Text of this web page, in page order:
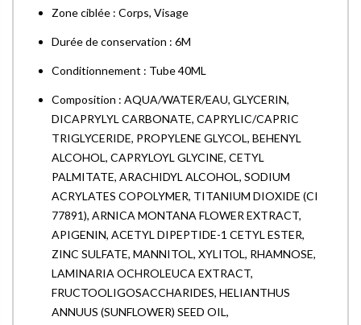
Zone ciblée : Corps, Visage
Durée de conservation : 6M
Conditionnement : Tube 40ML
Composition : AQUA/WATER/EAU, GLYCERIN,
DICAPRYLYL CARBONATE, CAPRYLIC/CAPRIC
TRIGLYCERIDE, PROPYLENE GLYCOL, BEHENYL
ALCOHOL, CAPRYLOYL GLYCINE, CETYL
PALMITATE, ARACHIDYL ALCOHOL, SODIUM
ACRYLATES COPOLYMER, TITANIUM DIOXIDE (CI
77891), ARNICA MONTANA FLOWER EXTRACT,
APIGENIN, ACETYL DIPEPTIDE-1 CETYL ESTER,
ZINC SULFATE, MANNITOL, XYLITOL, RHAMNOSE,
LAMINARIA OCHROLEUCA EXTRACT,
FRUCTOOLIGOSACCHARIDES, HELIANTHUS
ANNUUS (SUNFLOWER) SEED OIL,